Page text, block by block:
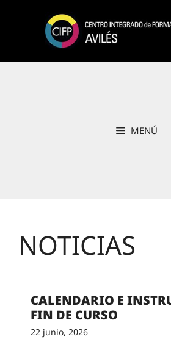
contenido
MENÚ
NOTICIAS
CALENDARIO E
FIN DE CURSO
22 junio, 2026